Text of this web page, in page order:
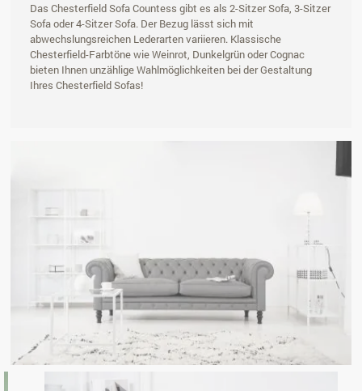
Das Chesterfield Sofa Countess gibt es als 2-Sitzer Sofa, 3-Sitzer
Sofa oder 4-Sitzer Sofa. Der Bezug lässt sich mit
abwechslungsreichen Lederarten variieren. Klassische
Chesterfield-Farbtöne wie Weinrot, Dunkelgrün oder Cognac
bieten Ihnen unzählige Wahlmöglichkeiten bei der Gestaltung
Ihres Chesterfield Sofas!